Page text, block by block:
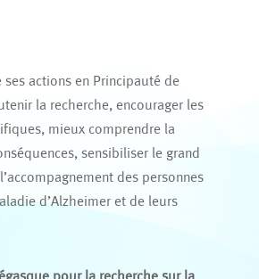
ses actions en Principauté de
la recherche, encourager les
mieux comprendre la
sensibiliser le grand
des personnes
d’Alzheimer et de leurs